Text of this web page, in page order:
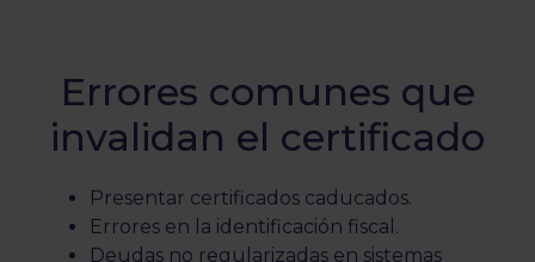
Errores comunes que
invalidan el certificado
Presentar certificados caducados.
Errores en la identificación fiscal.
Deudas no regularizadas en sistemas